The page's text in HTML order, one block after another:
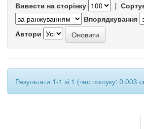
Вивести на сторінку |
Впорядкування
Автори
Результати 1-1 зі 1 (час пошуку: 0.003